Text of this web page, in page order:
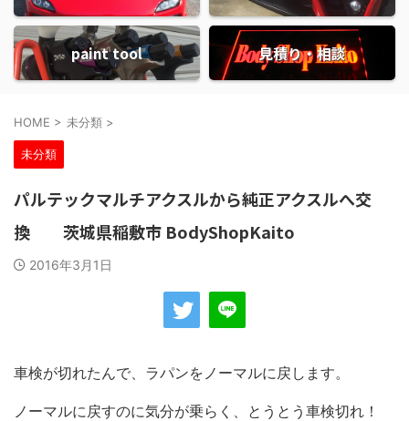
paint tool 見積り・相談
HOME > 未分類 >
未分類
パルテックマルチアクスルから純正アクスルへ交
換 茨城県稲敷市 BodyShopKaito
2016年3月1日
車検が切れたんで、ラパンをノーマルに戻します。
ノーマルに戻すのに気分が乗らく、とうとう車検切れ！